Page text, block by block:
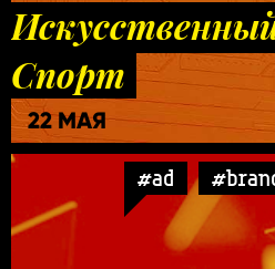
Спорт
22 МАЯ
#ad